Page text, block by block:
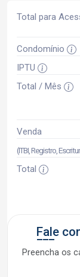
Total para
Condomínio
IPTU
Total / Mês
Venda
(ITBI, Registro,
Total
Fale
Preencha os